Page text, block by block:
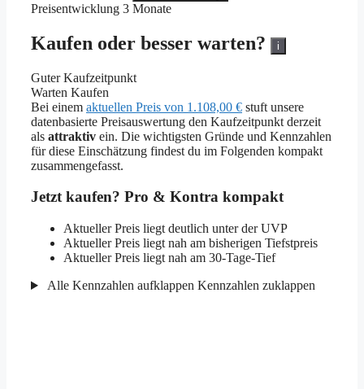
Preisentwicklung 3 Monate
Kaufen oder besser warten? i
Guter Kaufzeitpunkt
Warten Kaufen
Bei einem aktuellen Preis von 1.108,00 € stuft unsere
datenbasierte Preisauswertung den Kaufzeitpunkt derzeit
als attraktiv ein. Die wichtigsten Gründe und Kennzahlen
für diese Einschätzung findest du im Folgenden kompakt
zusammengefasst.
Jetzt kaufen? Pro & Kontra kompakt
Aktueller Preis liegt deutlich unter der UVP
Aktueller Preis liegt nah am bisherigen Tiefstpreis
Aktueller Preis liegt nah am 30-Tage-Tief
Alle Kennzahlen aufklappen Kennzahlen zuklappen